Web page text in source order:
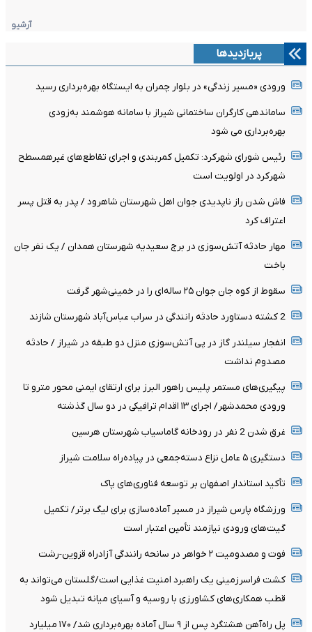
آرشیو
پربازدیدها
ورودی «مسیر زندگی» در بلوار چمران به ایستگاه بهره‌برداری رسید
ساماندهی کارگران ساختمانی شیراز با سامانه هوشمند به‌زودی
بهره‌برداری می شود
رئیس شورای شهرکرد: تکمیل کمربندی و اجرای تقاطع‌های غیرهمسطح
شهرکرد در اولویت است
فاش شدن راز ناپدیدی جوان اهل شهرستان شاهرود / پدر به قتل پسر
اعتراف کرد
مهار حادثه آتش‌سوزی در برج سعیدیه شهرستان همدان / یک نفر جان
باخت
سقوط از کوه جان جوان ۲۵ ساله‌ای را در خمینی‌شهر گرفت
2 کشته دستاورد حادثه رانندگی در سراب عباس‌آباد شهرستان شازند
انفجار سیلندر گاز در پی آتش‌سوزی منزل دو طبقه در شیراز / حادثه
مصدوم نداشت
پیگیری‌های مستمر پلیس راهور البرز برای ارتقای ایمنی محور مترو تا
ورودی محمدشهر/ اجرای ۱۳ اقدام ترافیکی در دو سال گذشته
غرق شدن 2 نفر در رودخانه گاماسیاب شهرستان هرسین
دستگیری ۵ عامل نزاع دسته‌جمعی در پیاده‌راه سلامت شیراز
تأکید استاندار اصفهان بر توسعه فناوری‌های پاک
ورزشگاه پارس شیراز در مسیر آماده‌سازی برای لیگ برتر/ تکمیل
گیت‌های ورودی نیازمند تأمین اعتبار است
فوت و مصدومیت ۲ خواهر در سانحه رانندگی آزادراه قزوین-رشت
کشت فراسرزمینی یک راهبرد امنیت غذایی است/گلستان می‌تواند به
قطب همکاری‌های کشاورزی با روسیه و آسیای میانه تبدیل شود
پل راه‌آهن هشتگرد پس از ۹ سال آماده بهره‌برداری شد/ ۱۷۰ میلیارد